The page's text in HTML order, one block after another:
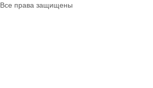
Все права защищены